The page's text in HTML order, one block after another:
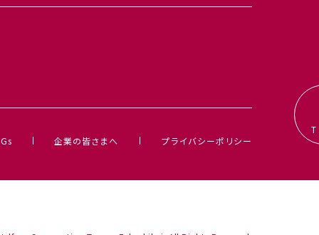
企業の皆さまへ プライバシーポリシー